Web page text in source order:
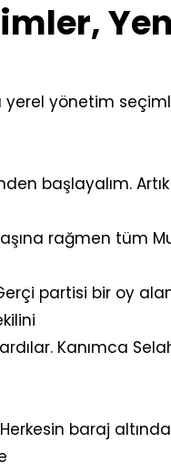
yerel yönetim
başlayalım.
rağmen tüm
partisi bir oy
Kanımca
baraj